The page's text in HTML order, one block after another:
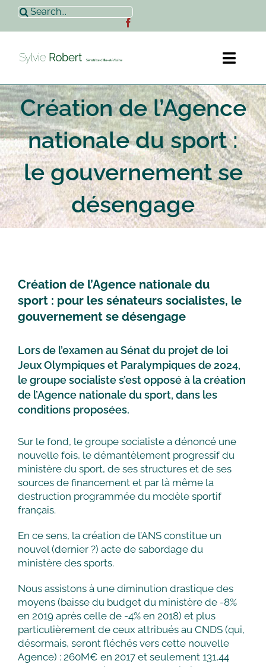
Passer
contenu
Rechercher:
Accueil
Sylvie Robert
Actualités
Contact
Création de l’Agence
nationale du sport :
le gouvernement se
désengage
Création de l’Agence nationale du
sport : pour les sénateurs socialistes, le
gouvernement se désengage
Lors de l’examen au Sénat du projet de loi
Jeux Olympiques et Paralympiques de 2024,
le groupe socialiste s’est opposé à la création
de l’Agence nationale du sport, dans les
conditions proposées.
Sur le fond, le groupe socialiste a dénoncé une
nouvelle fois, le démantèlement progressif du
ministère du sport, de ses structures et de ses
sources de financement et par là même la
destruction programmée du modèle sportif
français.
En ce sens, la création de l’ANS constitue un
nouvel (dernier ?) acte de sabordage du
ministère des sports.
Nous assistons à une diminution drastique des
moyens (baisse du budget du ministère de -8%
en 2019 après celle de -4% en 2018) et plus
particulièrement de ceux attribués au CNDS (qui,
désormais, seront fléchés vers cette nouvelle
Agence) : 260M€ en 2017 et seulement 131,44